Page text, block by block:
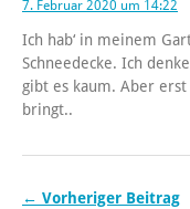
7. Februar 2020 um 14:22
Ich hab‘ in meinem
Schneedecke. Ich
gibt es kaum. Aber
bringt..
← Vorheriger Beitrag